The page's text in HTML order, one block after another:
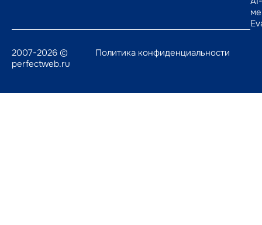
2007-2026 ©
perfectweb.ru
Политика конфиденциальности